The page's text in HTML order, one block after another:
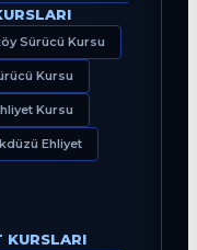
Sürücü Kursu
Kursu
Kursu
Ehliyet
KURSLARI